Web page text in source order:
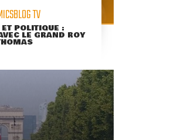
TV
POLITIQUE :
LE GRAND ROY